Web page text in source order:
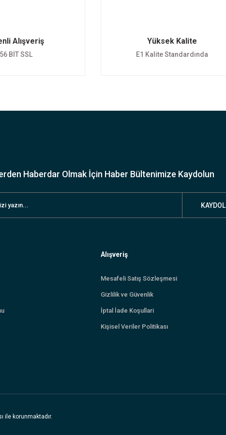
Alışveriş
BİT SSL
Yüksek Kalite
E1 Kalite Standardında
Haberdar Olmak İçin Haber Bültenimize Kaydolun
KAYDOL
Alışveriş
Mesafeli Satış Sözleşmesi
Gizlilik ve Güvenlik
İptal İade Koşullari
Kişisel Veriler Politikası
ile korunmaktadır.